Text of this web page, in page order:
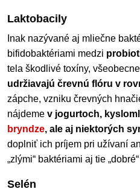
Laktobacily
Inak nazývané aj mliečne
bifidobaktériami medzi
tela škodlivé toxíny,
udržiavajú črevnú flóru v
zápche, vzniku črevných
nájdeme v jogurtoch,
bryndze, ale aj niektorých
doplniť ich príjem pri užívaní
„zlými“ baktériami aj tie
Selén